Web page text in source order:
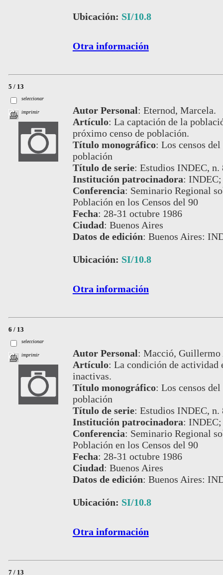
Ubicación: SI/10.8
Otra información
5 / 13
seleccionar
imprimir Autor Personal: Eternod, Marcela.
Artículo: La captación de la
próximo censo de población.
Título monográfico: Los censos
población
Título de serie: Estudios INDEC, n.
Institución patrocinadora:
Conferencia: Seminario Regional
Población en los Censos del 90
Fecha: 28-31 octubre 1986
Ciudad: Buenos Aires
Datos de edición: Buenos Aires:
Ubicación: SI/10.8
Otra información
6 / 13
seleccionar
imprimir Autor Personal: Macció, Guillermo
Artículo: La condición de actividad
inactivas.
Título monográfico: Los censos
población
Título de serie: Estudios INDEC, n.
Institución patrocinadora:
Conferencia: Seminario Regional
Población en los Censos del 90
Fecha: 28-31 octubre 1986
Ciudad: Buenos Aires
Datos de edición: Buenos Aires:
Ubicación: SI/10.8
Otra información
7 / 13